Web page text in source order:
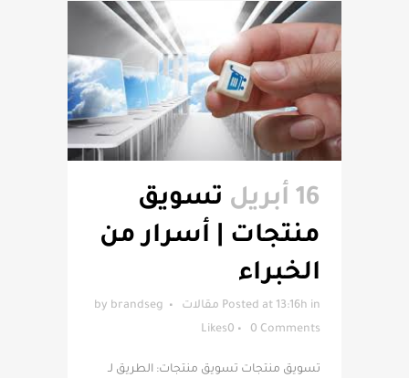
16 أبريل
تسويق
منتجات | أسرار من
الخبراء
Posted at 13:16h in مقالات by brandseg
0 Comments
0
Likes
تسويق منتجات تسويق منتجات: الطريق لـ